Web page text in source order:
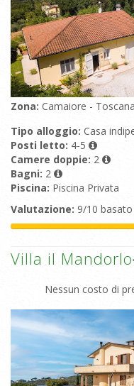
Zona: Camaiore - Toscana
Tipo alloggio: Casa
Posti letto: 4-5
Camere doppie: 2
Bagni: 2
Piscina: Piscina Privata
Valutazione: 9/10
Villa il Mandorlo
Nessun costo di